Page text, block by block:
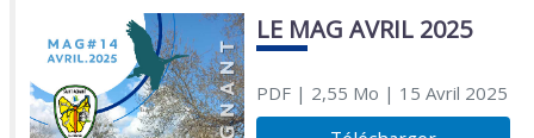
LE MAG AVRIL 2025
PDF| 2,55 Mo | 15 Avril 2025